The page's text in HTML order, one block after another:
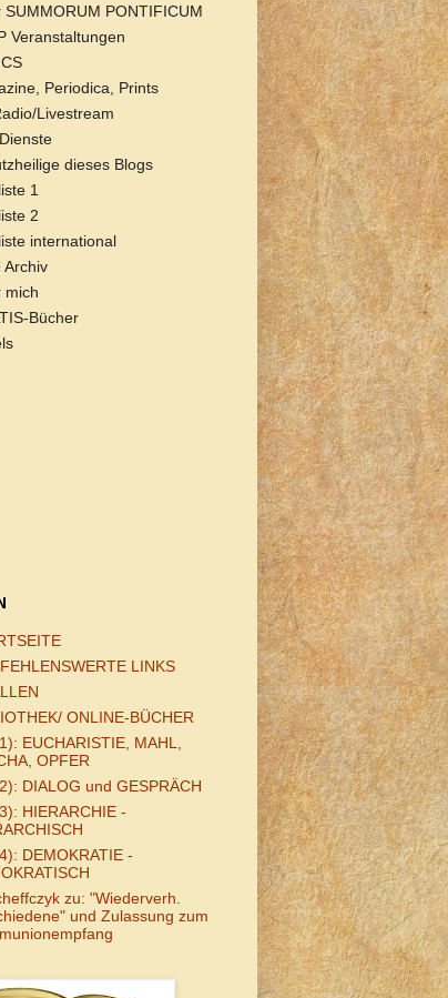
SUMMORUM PONTIFICUM
Veranstaltungen
Periodica, Prints
Livestream
dieses Blogs
1
2
international
Archiv
mich
Bücher
LINKS
ONLINE-BÜCHER
EUCHARISTIE, MAHL,
OPFER
DIALOG und GESPRÄCH
HIERARCHIE -
DEMOKRATIE -
zu: "Wiederverh.
und Zulassung zum